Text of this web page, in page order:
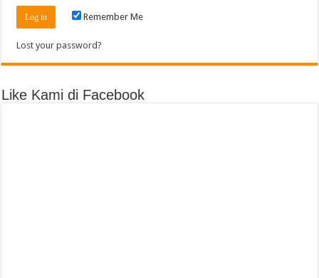
Remember Me
Lost your password?
Like Kami di Facebook